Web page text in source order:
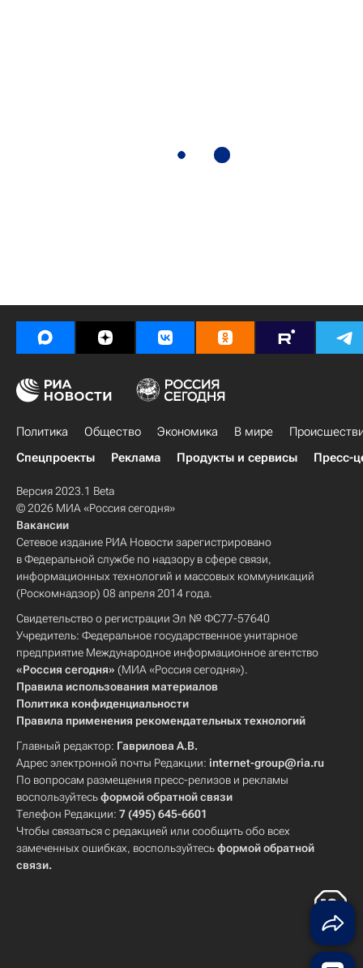
Политика Общество Экономика В мире
Спецпроекты
Реклама Продукты и сервисы Пресс-
Версия 2023.1 Beta
© 2026 МИА «Россия сегодня»
Вакансии
Сетевое издание РИА Новости зарегистрировано
в Федеральной службе по надзору в сфере связи,
информационных технологий и массовых коммуникаций
(Роскомнадзор) 08 апреля 2014 года.
Свидетельство о регистрации Эл № ФС77-57640
Учредитель: Федеральное государственное унитарное
предприятие Международное информационное агентство
«Россия сегодня» (МИА «Россия сегодня»).
Правила использования материалов
Политика конфиденциальности
Правила применения рекомендательных технологий
Главный редактор: Гаврилова А.В.
Адрес электронной почты Редакции: internet-group@ria.ru
По вопросам размещения пресс-релизов и рекламы
воспользуйтесьформой обратной связи
Телефон Редакции: 7 (495) 645-6601
Чтобы связаться с редакцией или сообщить обо всех
замеченных ошибках, воспользуйтесьформой обратной
связи.